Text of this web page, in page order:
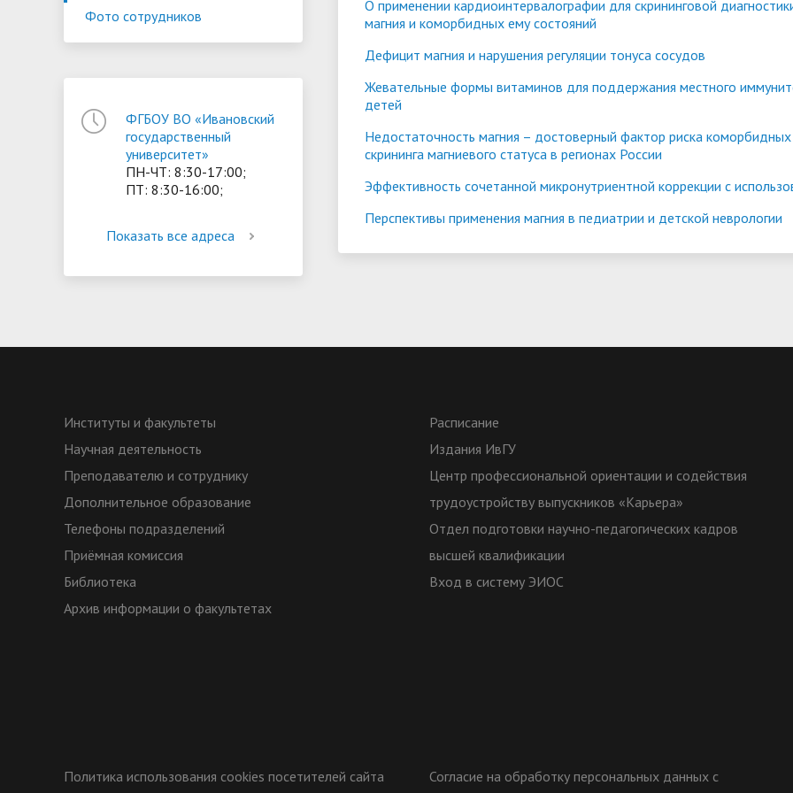
• Конкурсы на замещение
должностей
• Брендбук
• Координационный центр ИвГУ
трудоустройству
• Олимпиада "Большие надежды
малых городов"
ориентации и содействия
«Карьера»
• Дистанционные занятия для
иностранных студентов
• Страница добра
• Платные образовательные услуги
• Стипендии и меры поддержки
деятельность
• Абитуриенту
• Международное сотрудничество
качества образования
• Организация питания в
образовательной организации
Фото сотрудников
ФГБОУ ВО «Ивановский
государственный
университет»
ПН-ЧТ: 8:30-17:00;
ПТ: 8:30-16:00;
Показать все адреса
О применении кардиоинтервалографии для скрининговой
магния и коморбидных ему состояний
Дефицит магния и нарушения регуляции тонуса сосудов
Жевательные формы витаминов для поддержания местного
детей
Недостаточность магния – достоверный фактор риска
скрининга магниевого статуса в регионах России
Эффективность сочетанной микронутриентной коррекции с
Перспективы применения магния в педиатрии и детской неврологии
Институты и факультеты
Научная деятельность
Преподавателю и сотруднику
Дополнительное образование
Телефоны подразделений
Приёмная комиссия
Библиотека
Архив информации о факультетах
Расписание
Издания ИвГУ
Центр профессиональной ориентации и содействия
трудоустройству выпускников «Карьера»
Отдел подготовки научно-педагогических кадров
высшей квалификации
Вход в систему ЭИОС
Политика использования cookies посетителей сайта Согласие на обработку персональных данных с